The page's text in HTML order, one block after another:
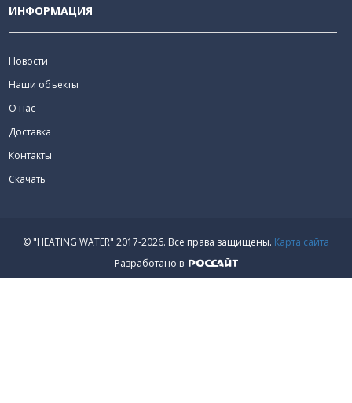
ИНФОРМАЦИЯ
Новости
Наши объекты
О нас
Доставка
Контакты
Скачать
© "HEATING WATER" 2017-2026. Все права защищены. Карта сайта
Разработано в